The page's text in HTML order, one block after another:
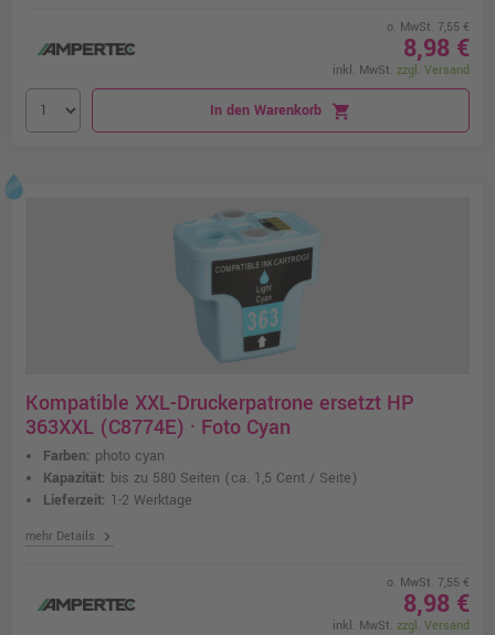
o. MwSt. 7,55 €
8,98 €
inkl. MwSt. zzgl. Versand
In den Warenkorb shopping_cart
Kompatible XXL-Druckerpatrone ersetzt HP
363XXL (C8774E) · Foto Cyan
Farben: photo cyan
Kapazität: bis zu 580 Seiten (ca. 1,5 Cent / Seite)
Lieferzeit: 1-2 Werktage
mehr Details chevron_right
o. MwSt. 7,55 €
8,98 €
inkl. MwSt. zzgl. Versand